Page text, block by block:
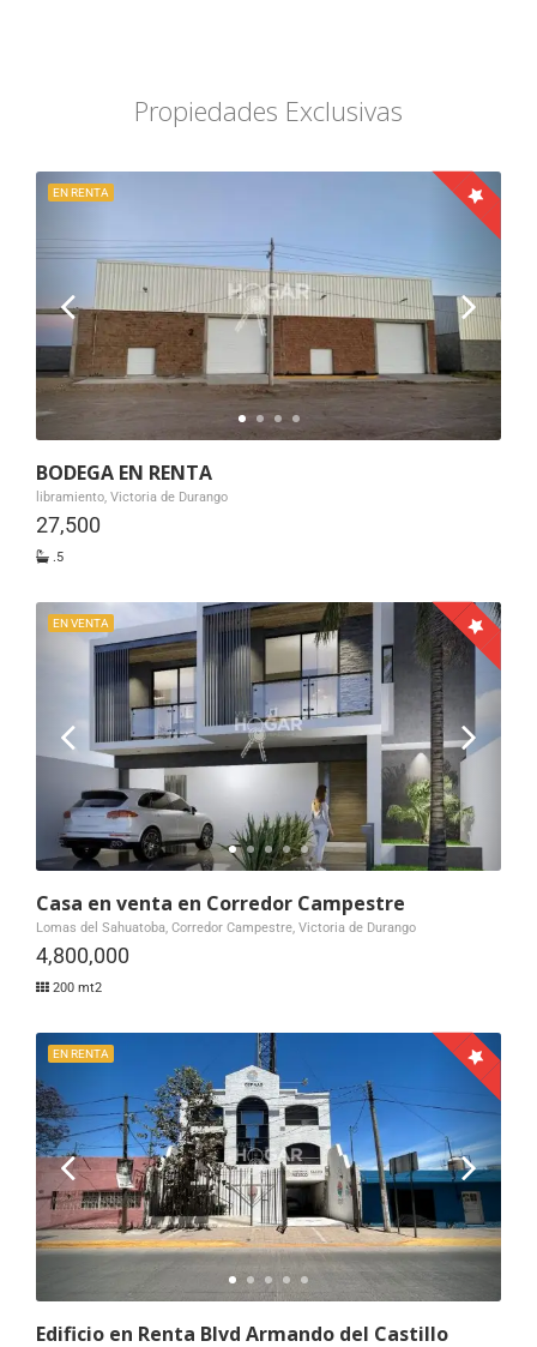
Propiedades Exclusivas
EN RENTA
BODEGA EN RENTA
libramiento, Victoria de Durango
27,500
.5
EN VENTA
Casa en venta en Corredor Campestre
Lomas del Sahuatoba, Corredor Campestre, Victoria de Durango
4,800,000
200 mt2
EN RENTA
Edificio en Renta Blvd Armando del Castillo